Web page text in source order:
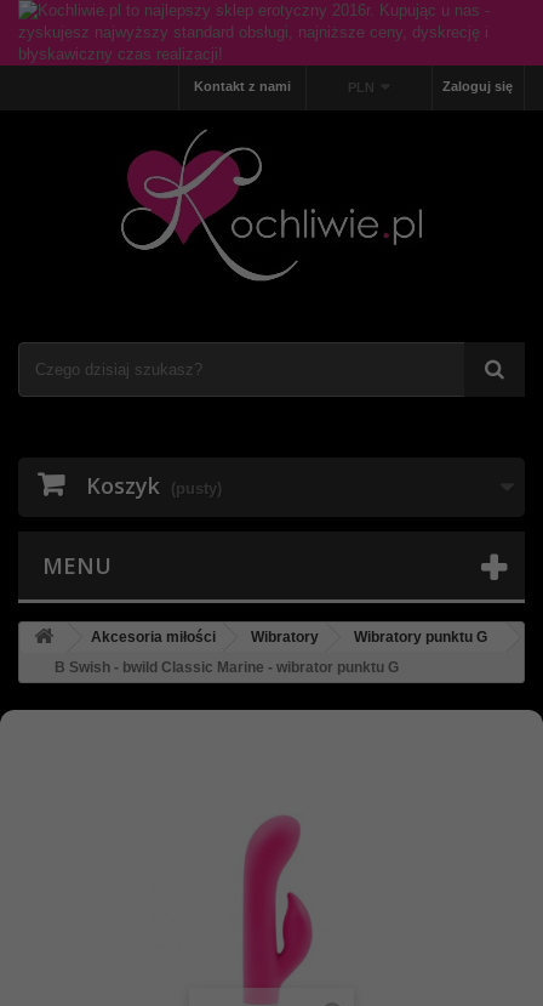
Zaloguj się
PLN
Kontakt z nami
Koszyk (pusty)
MENU
Akcesoria miłości Wibratory
Wibratory punktu G
B Swish - bwild Classic Marine - wibrator punktu G